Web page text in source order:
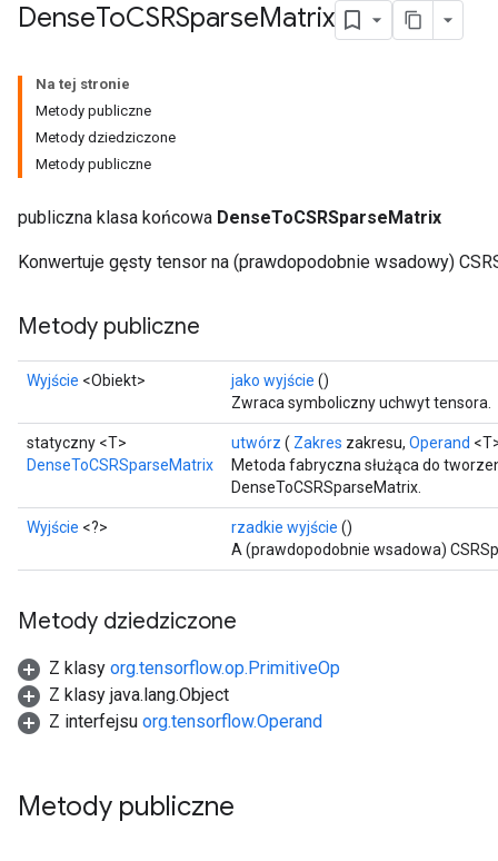
DenseToCSRSparseMatrix
Na tej stronie
Metody publiczne
Metody dziedziczone
Metody publiczne
publiczna klasa końcowa DenseToCSRSparseMatrix
Konwertuje gęsty tensor na (prawdopodobnie wsadowy)
Metody publiczne
Wyjście <Obiekt> jako wyjście ()
Zwraca symboliczny uchwyt tensora.
statyczny <T>
DenseToCSRSparseMatrix
utwórz ( Zakres zakresu, Operand
Metoda fabryczna służąca do
DenseToCSRSparseMatrix.
Wyjście <?> rzadkie wyjście ()
A (prawdopodobnie wsadowa)
Metody dziedziczone
Z klasy org.tensorflow.op.PrimitiveOp
Z klasy java.lang.Object
Z interfejsu org.tensorflow.Operand
Metody publiczne